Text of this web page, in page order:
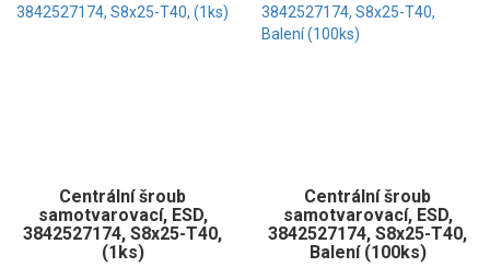
Centrální šroub
samotvarovací, ESD,
3842527174, S8x25-T40,
(1ks)
Centrální šroub
samotvarovací, ESD,
3842527174, S8x25-T40,
Balení (100ks)